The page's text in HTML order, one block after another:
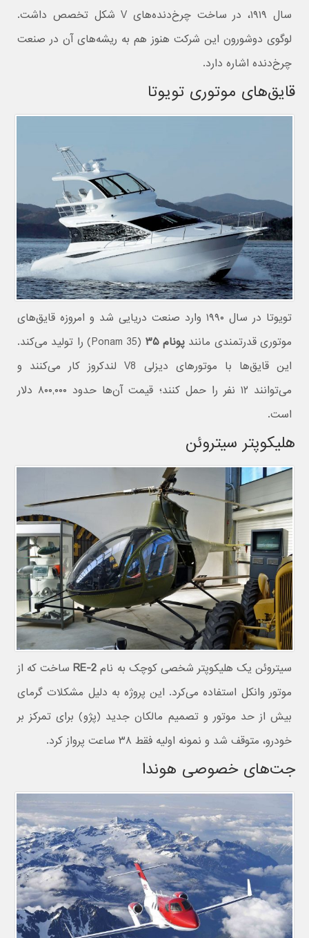
سال ۱۹۱۹، در ساخت چرخ‌دنده‌های V شکل تخصص داشت.
لوگوی دوشورون این شرکت هنوز هم به ریشه‌های آن در صنعت
چرخ‌دنده اشاره دارد.
قایق‌های موتوری تویوتا
تویوتا در سال ۱۹۹۰ وارد صنعت دریایی شد و امروزه قایق‌های
موتوری قدرتمندی مانندپونام ۳۵
(Ponam 35) را تولید می‌کند.
این قایق‌ها با موتورهای دیزلی V8 لندکروز کار می‌کنند و
می‌توانند ۱۲ نفر را حمل کنند؛ قیمت آن‌ها حدود ۸۰۰,۰۰۰ دلار
است.
هلیکوپتر سیتروئن
سیتروئن یک هلیکوپتر شخصی کوچک به نام RE-2ساخت که از
موتور وانکل استفاده می‌کرد. این پروژه به دلیل مشکلات گرمای
بیش از حد موتور و تصمیم مالکان جدید (پژو) برای تمرکز بر
خودرو، متوقف شد و نمونه اولیه فقط ۳۸ ساعت پرواز کرد.
جت‌های خصوصی هوندا